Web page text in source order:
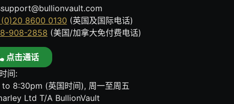
8600 0130 (英国及国际电话)
908-2858 (美国/加拿大免付费电话)
点击通话
间:
8:30pm (英国时间), 周一至周五
Ltd T/A BullionVault